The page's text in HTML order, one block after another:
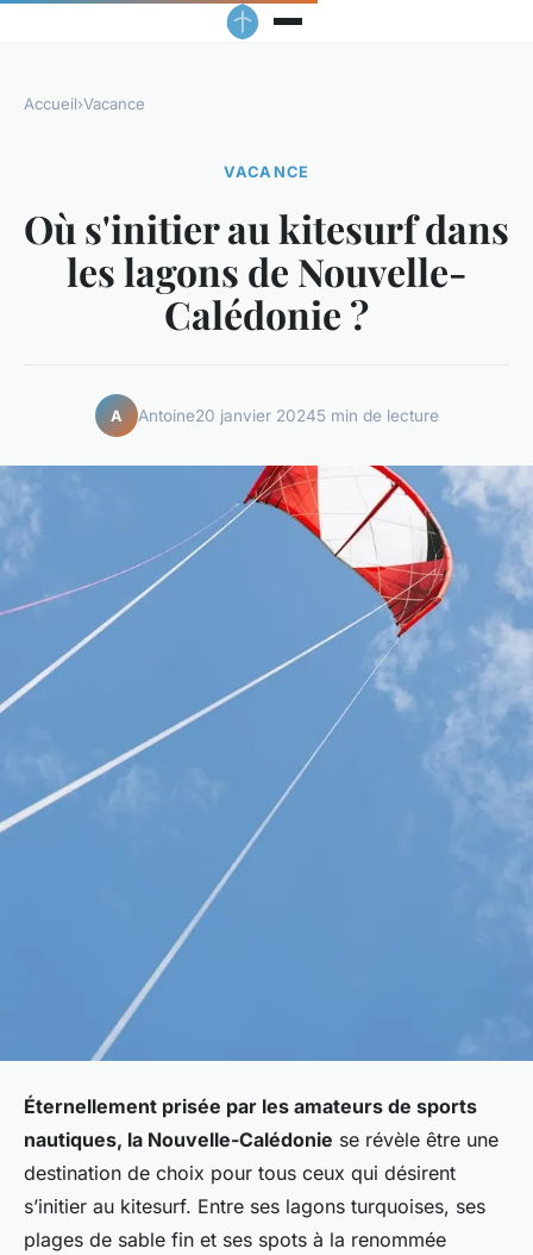
Accueil›Vacance
VACANCE
Où s'initier au kitesurf dans
les lagons de Nouvelle-
Calédonie ?
A Antoine20 janvier 20245 min de lecture
Éternellement prisée par les amateurs de sports
nautiques, la Nouvelle-Calédonie se révèle être une
destination de choix pour tous ceux qui désirent
s’initier au kitesurf. Entre ses lagons turquoises, ses
plages de sable fin et ses spots à la renommée